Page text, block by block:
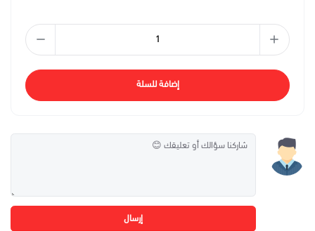
إضافة للسلة
إرسال